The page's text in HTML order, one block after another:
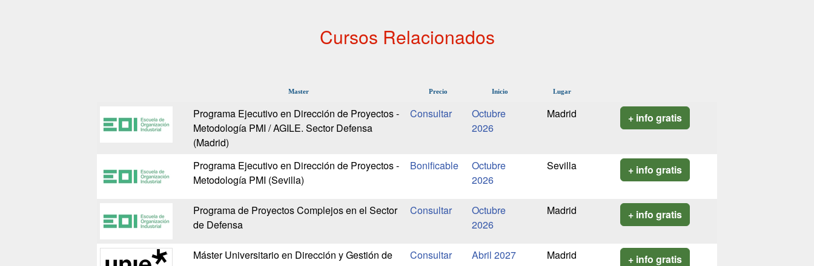
Cursos Relacionados
Master Precio Inicio Lugar
Programa Ejecutivo en Dirección de Proyectos -
Metodología PMI / AGILE. Sector Defensa
(Madrid)
Octubre
2026
Madrid + info gratis
Programa Ejecutivo en Dirección de Proyectos -
Metodología PMI (Sevilla)
Bonificable
Octubre
2026
Sevilla + info gratis
Programa de Proyectos Complejos en el Sector
de Defensa
Octubre
2026
Madrid + info gratis
Máster Universitario en Dirección y Gestión de
Abril 2027 Madrid + info gratis